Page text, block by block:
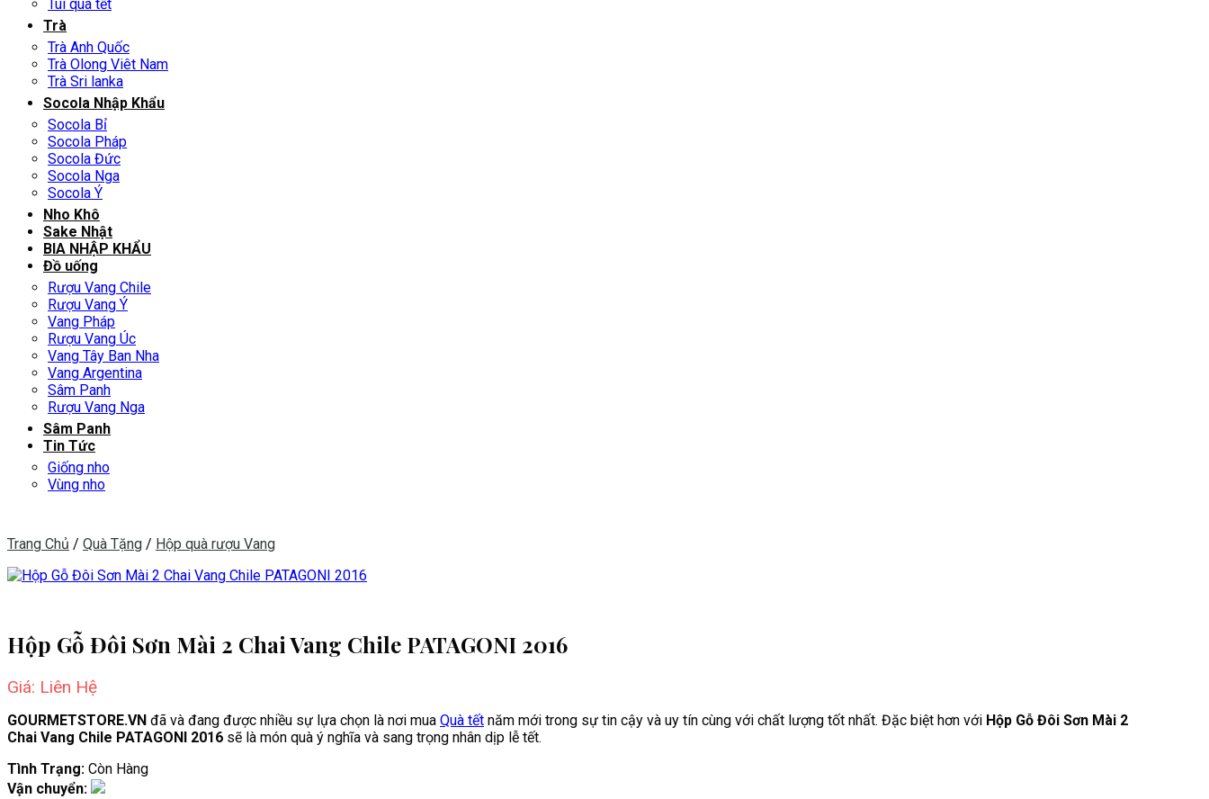
Túi quà tết
Trà
Trà Anh Quốc
Trà Olong Viêt Nam
Trà Sri lanka
Socola Nhập Khẩu
Socola Bỉ
Socola Pháp
Socola Đức
Socola Nga
Socola Ý
Nho Khô
Sake Nhật
BIA NHẬP KHẨU
Đồ uống
Rượu Vang Chile
Rượu Vang Ý
Vang Pháp
Rượu Vang Úc
Vang Tây Ban Nha
Vang Argentina
Sâm Panh
Rượu Vang Nga
Sâm Panh
Tin Tức
Giống nho
Vùng nho
Trang Chủ / Quà Tặng / Hộp quà rượu Vang
Hộp Gỗ Đôi Sơn Mài 2 Chai Vang Chile PATAGONI 2016
Giá: Liên Hệ
GOURMETSTORE.VN đã và đang được nhiều sự lựa chọn là nơi mua Quà tết năm mới trong sự tin cậy và uy tín cùng với chất lượng tốt nhất. Đặc biệt hơn với Hộp Gỗ Đôi Sơn Mài 2
Chai Vang Chile PATAGONI 2016 sẽ là món quà ý nghĩa và sang trọng nhân dịp lễ tết.
Tình Trạng: Còn Hàng
Vận chuyển: